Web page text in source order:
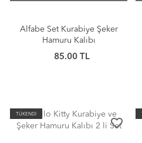
Alfabe Set Kurabiye Şeker
Hamuru Kalıbı
85.00 TL
TÜKENDİ
favorite_border